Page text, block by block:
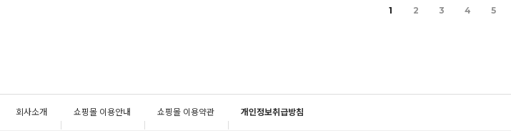
1 2 3 4 5
회사소개 쇼핑몰 이용안내 쇼핑몰 이용약관 개인정보취급방침